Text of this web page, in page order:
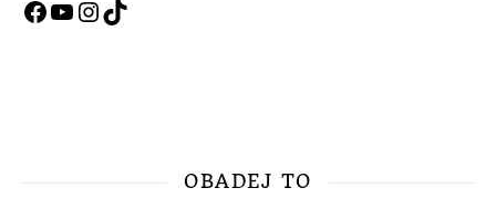
Facebook
YouTube
Instagram
OBADEJ TO